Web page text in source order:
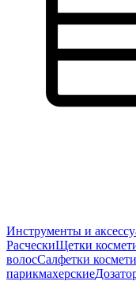
Инструменты и
РасческиЩетки
волосСалфетки
парикмахерские